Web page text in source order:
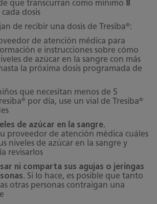
que transcurran como mínimo 8
dosis
de recibir una dosis de Tresiba® :
de atención médica para
e instrucciones sobre cómo
de azúcar en la sangre con más
la próxima dosis programada de
que necesitan menos de 5
® por día, use un vial de Tresiba®
de azúcar en la sangre.
proveedor de atención médica cuáles
niveles de azúcar en la sangre y
revisarlos
ni comparta sus agujas o jeringas
Si lo hace, es posible que tanto
otras personas contraigan una